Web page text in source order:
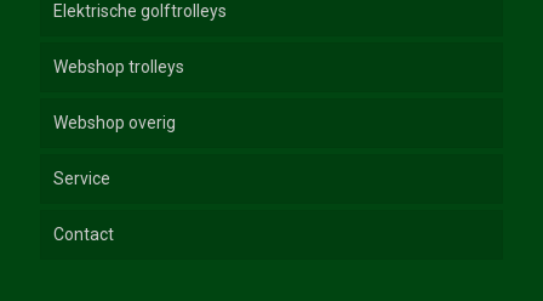
Elektrische golftrolleys
Webshop trolleys
Elektrische Golftrolleys
GT-lijn
Duw Trolleys
Trolley accessoires
Webshop overig
Golftassen
Golfhandschoenen
Service
Handleidingen
Contact